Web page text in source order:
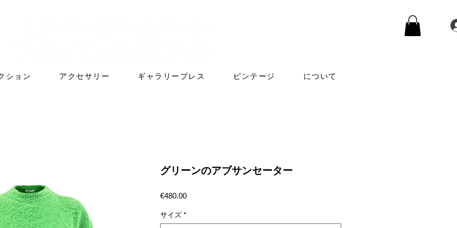
ション アクセサリー ギャラリープレス ビンテージ について
グリーンのアブサンセーター
€480.00価
サイズ *